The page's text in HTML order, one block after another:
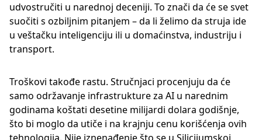
udvostručiti u narednoj deceniji. To znači da će se svet
suočiti s ozbiljnim pitanjem – da li želimo da struja ide
u veštačku inteligenciju ili u domaćinstva, industriju i
transport.
Troškovi takođe rastu. Stručnjaci procenjuju da će
samo održavanje infrastrukture za AI u narednim
godinama koštati desetine milijardi dolara godišnje,
što bi moglo da utiče i na krajnju cenu korišćenja ovih